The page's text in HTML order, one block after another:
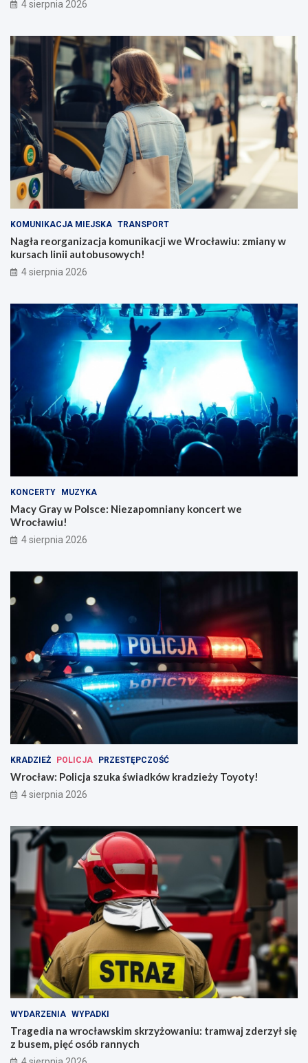
4 sierpnia 2026
KOMUNIKACJA MIEJSKA TRANSPORT
Nagła reorganizacja komunikacji we Wrocławiu: zmiany w
kursach linii autobusowych!
4 sierpnia 2026
KONCERTY MUZYKA
Macy Gray w Polsce: Niezapomniany koncert we
Wrocławiu!
4 sierpnia 2026
KRADZIEŻ POLICJA PRZESTĘPCZOŚĆ
Wrocław: Policja szuka świadków kradzieży Toyoty!
4 sierpnia 2026
WYDARZENIA WYPADKI
Tragedia na wrocławskim skrzyżowaniu: tramwaj zderzył się
z busem, pięć osób rannych